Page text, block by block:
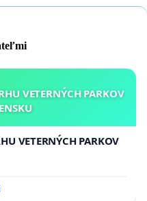
VETERNÝCH PARKOV
VETERNÝCH PARKOV